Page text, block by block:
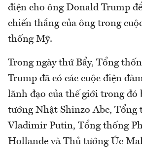
điện cho ông Donald Trump
chiến thắng của ông trong
thống Mỹ.
Trong ngày thứ Bẩy, Tổng
Trump đã có các cuộc điện
lãnh đạo của thế giới trong đó
tướng Nhật Shinzo Abe, Tổng
Vladimir Putin, Tổng thống
Hollande và Thủ tướng Úc